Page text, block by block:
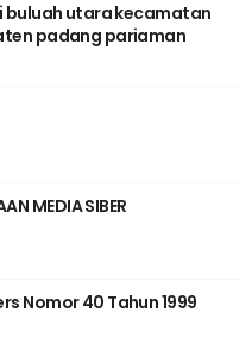
buluah utara kecamatan
padang pariaman
MEDIA SIBER
Nomor 40 Tahun 1999